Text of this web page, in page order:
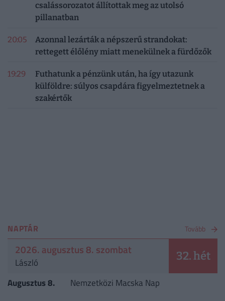
csalássorozatot állítottak meg az utolsó
pillanatban
20:05
Azonnal lezárták a népszerű strandokat:
rettegett élőlény miatt menekülnek a fürdőzők
19:29
Futhatunk a pénzünk után, ha így utazunk
külföldre: súlyos csapdára figyelmeztetnek a
szakértők
NAPTÁR Tovább
2026. augusztus 8. szombat
László 32. hét
Augusztus 8. Nemzetközi Macska Nap